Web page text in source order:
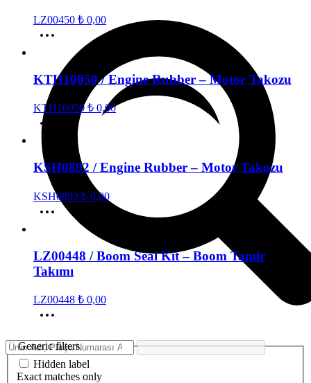
LZ00450 ₺ 0,00
KTH10050 / Engine Rubber – Motor Takozu
KTH10050₺ 0,00
KSH0892 / Engine Rubber – Motor Takozu
KSH0892 ₺ 0,00
LZ00448 / Boom Seal Kit – Boom Tamir
Takımı
LZ00448 ₺ 0,00
Generic filters
Hidden label
Exact matches only